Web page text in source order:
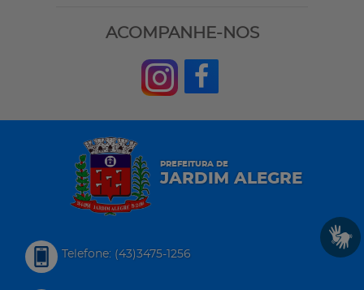
ACOMPANHE-NOS
PREFEITURA DE
JARDIM ALEGRE
Telefone: (43)3475-1256